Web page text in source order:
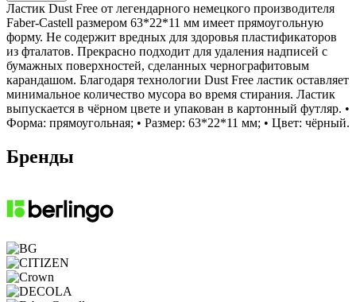
Ластик Dust Free от легендарного немецкого производителя
Faber-Castell размером 63*22*11 мм имеет прямоугольную
форму. Не содержит вредных для здоровья пластификаторов
из фталатов. Прекрасно подходит для удаления надписей с
бумажных поверхностей, сделанных чернографитовым
карандашом. Благодаря технологии Dust Free ластик оставляет
минимальное количество мусора во время стирания. Ластик
выпускается в чёрном цвете и упакован в картонный футляр. •
Форма: прямоугольная; • Размер: 63*22*11 мм; • Цвет: чёрный.
Бренды